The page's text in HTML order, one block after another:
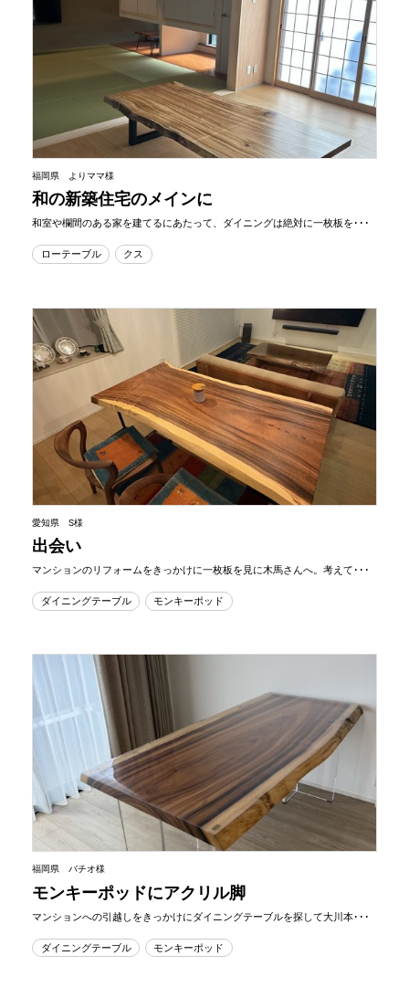
福岡県 よりママ様
和の新築住宅のメインに
和室や欄間のある家を建てるにあたって、ダイニングは絶対に一枚板を･･･
ローテーブル クス
愛知県 S様
出会い
マンションのリフォームをきっかけに一枚板を見に木馬さんへ。考えて･･･
ダイニングテーブル モンキーポッド
福岡県 バチオ様
モンキーポッドにアクリル脚
マンションへの引越しをきっかけにダイニングテーブルを探して大川本･･･
ダイニングテーブル モンキーポッド